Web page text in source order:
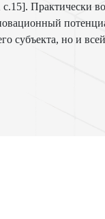
признаны источником
субъекта, но и